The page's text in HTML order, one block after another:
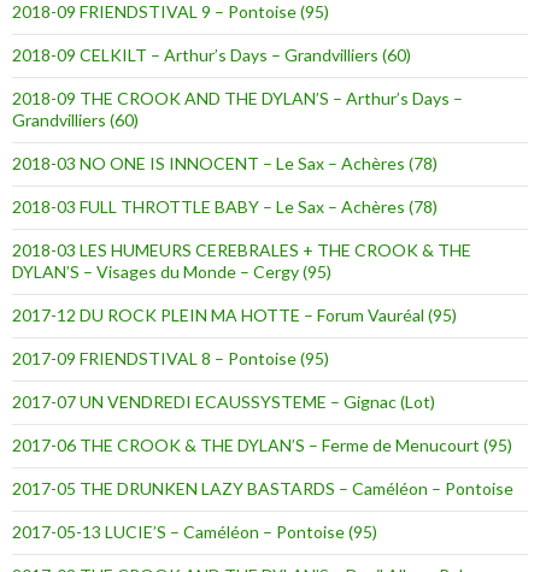
2018-09 FRIENDSTIVAL 9 – Pontoise (95)
2018-09 CELKILT – Arthur’s Days – Grandvilliers (60)
2018-09 THE CROOK AND THE DYLAN’S – Arthur’s Days –
Grandvilliers (60)
2018-03 NO ONE IS INNOCENT – Le Sax – Achères (78)
2018-03 FULL THROTTLE BABY – Le Sax – Achères (78)
2018-03 LES HUMEURS CEREBRALES + THE CROOK & THE
DYLAN’S – Visages du Monde – Cergy (95)
2017-12 DU ROCK PLEIN MA HOTTE – Forum Vauréal (95)
2017-09 FRIENDSTIVAL 8 – Pontoise (95)
2017-07 UN VENDREDI ECAUSSYSTEME – Gignac (Lot)
2017-06 THE CROOK & THE DYLAN’S – Ferme de Menucourt (95)
2017-05 THE DRUNKEN LAZY BASTARDS – Caméléon – Pontoise
2017-05-13 LUCIE’S – Caméléon – Pontoise (95)